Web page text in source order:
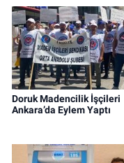
Doruk Madencilik İşçileri
Ankara’da Eylem Yaptı